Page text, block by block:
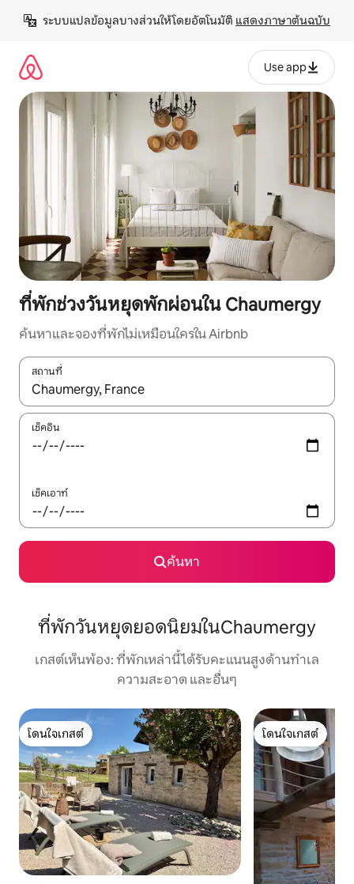
เนื้อหา
ระบบแปลข้อมูลบางส่วนให้โดยอัตโนมัติ แสดงภาษาต้นฉบับ
Use app
ที่พักช่วงวันหยุดพักผ่อนใน Chaumergy
ค้นหาและจองที่พักไม่เหมือนใครใน Airbnb
สถานที่
ใช้ลูกศรขึ้นลง หรือใช้การสัมผัสหรือปัด เพื่อสำรวจผลการค้นหา
เช็คอิน
เช็คเอาท์
ค้นหา
ที่พักวันหยุดยอดนิยมในChaumergy
เกสต์เห็นพ้อง: ที่พักเหล่านี้ได้รับคะแนนสูงด้านทำเล
ความสะอาด และอื่นๆ
โดนใจเกสต์
โดนใจเกสต์
โดนใจเกสต์
โดนใจเกสต์